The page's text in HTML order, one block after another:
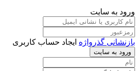
ورود به سایت
بازنشانی گذرواژه ایجاد حساب کاربری
ورود به سایت